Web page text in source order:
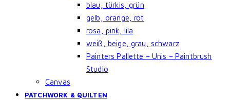
blau, türkis, grün
gelb, orange, rot
rosa, pink, lila
weiß, beige, grau, schwarz
Painters Pallette – Unis – Paintbrush
Studio
Canvas
PATCHWORK & QUILTEN